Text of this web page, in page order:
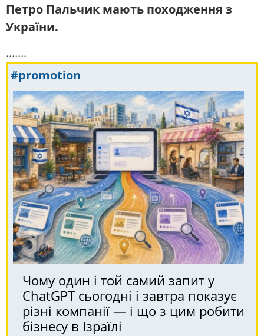
Петро Пальчик мають походження з
України.
.......
#promotion
Чому один і той самий запит у
ChatGPT сьогодні і завтра показує
різні компанії — і що з цим робити
бізнесу в Ізраїлі